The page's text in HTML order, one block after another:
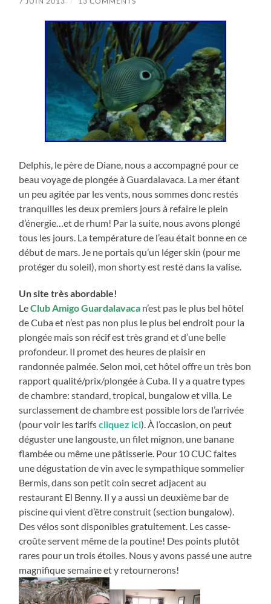
les
Maldives
Delphis, le père de Diane, nous a accompagné pour ce
beau voyage de plongée à Guardalavaca. La mer étant
un peu agitée par les vents, nous sommes donc restés
tranquilles les deux premiers jours à refaire le plein
d’énergie…et de rhum! Par la suite, nous avons plongé
tous les jours. La température de l’eau était bonne en ce
début de mars. Je ne portais qu’un léger skin (pour me
protéger du soleil), mon shorty est resté dans la valise.
Un site très abordable!
LeClub Amigo Guardalavaca n’est pas le plus bel hôtel
de Cuba et n’est pas non plus le plus bel endroit pour la
plongée mais son récif est très grand et d’une belle
profondeur. Il promet des heures de plaisir en
randonnée palmée. Selon moi, cet hôtel offre un très bon
rapport qualité/prix/plongée à Cuba. Il y a quatre types
de chambre: standard, tropical, bungalow et villa. Le
surclassement de chambre est possible lors de l’arrivée
(pour voir les tarifscliquez ici). À l’occasion, on peut
déguster une langouste, un filet mignon, une banane
flambée ou même une pâtisserie. Pour 10 CUC faites
une dégustation de vin avec le sympathique sommelier
Bermis, dans son petit coin secret adjacent au
restaurant El Benny. Il y a aussi un deuxième bar de
piscine qui vient d’être construit (section bungalow).
Des vélos sont disponibles gratuitement. Les casse-
croûte servent même de la poutine! Des points plutôt
rares pour un trois étoiles. Nous y avons passé une autre
magnifique semaine et y retournerons!